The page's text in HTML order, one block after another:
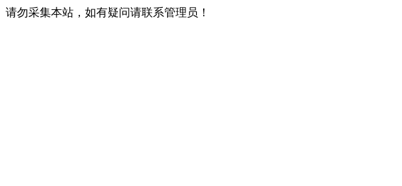
请勿采集本站，如有疑问请联系管理员！